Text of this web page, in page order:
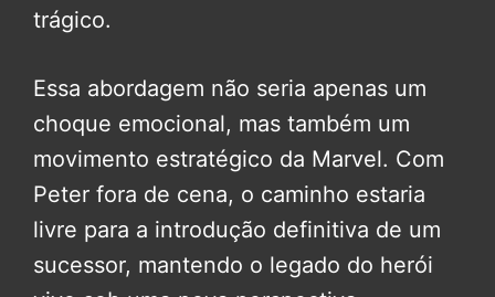
trágico.
Essa abordagem não seria apenas um
choque emocional, mas também um
movimento estratégico da Marvel. Com
Peter fora de cena, o caminho estaria
livre para a introdução definitiva de um
sucessor, mantendo o legado do herói